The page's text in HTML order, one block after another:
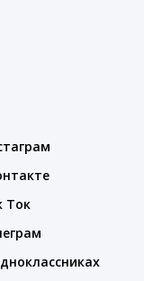
Ток